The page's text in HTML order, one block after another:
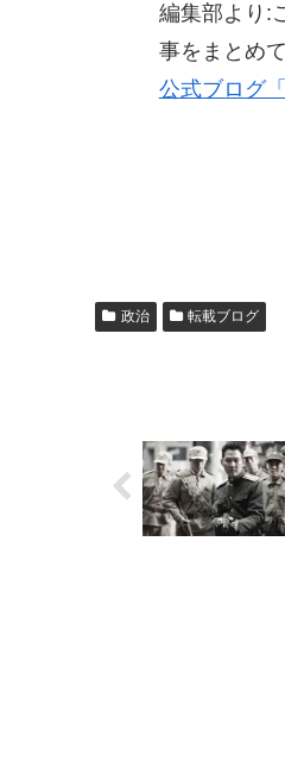
編集部より:
事をまとめ
公式ブログ
政治 転載ブログ